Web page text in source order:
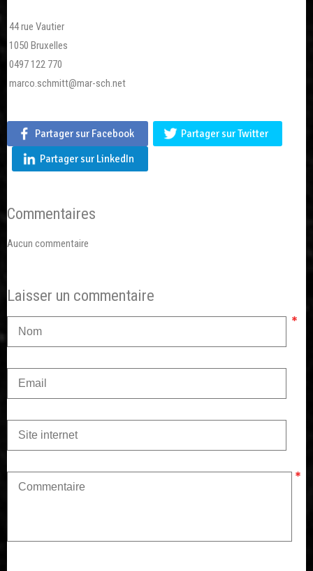
44 rue Vautier
1050 Bruxelles
0497 122 770
marco.schmitt@mar-sch.net
Partager sur Facebook
Partager sur Twitter
Partager sur LinkedIn
Commentaires
Aucun commentaire
Laisser un commentaire